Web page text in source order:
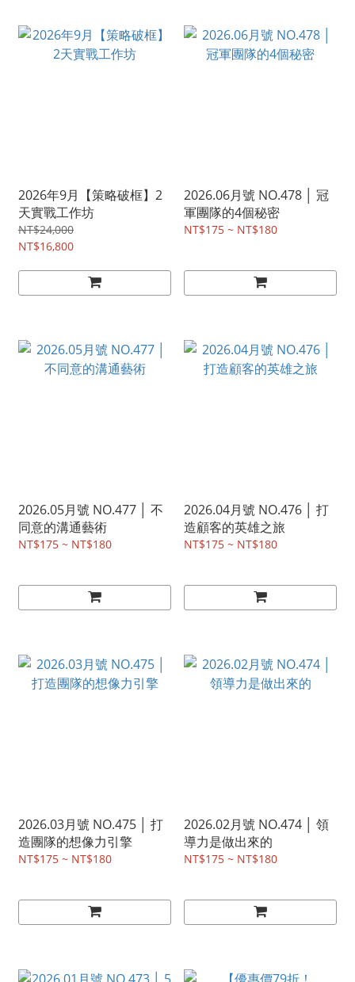
2026年9月【策略破框】2
天實戰工作坊
NT$24,000
NT$16,800
2026.06月號 NO.478 │ 冠
軍團隊的4個秘密
NT$175 ~ NT$180
2026.05月號 NO.477 │ 不
同意的溝通藝術
NT$175 ~ NT$180
2026.04月號 NO.476 │ 打
造顧客的英雄之旅
NT$175 ~ NT$180
2026.03月號 NO.475 │ 打
造團隊的想像力引擎
NT$175 ~ NT$180
2026.02月號 NO.474 │ 領
導力是做出來的
NT$175 ~ NT$180